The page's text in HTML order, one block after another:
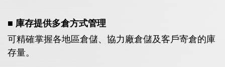
■ 庫存提供多倉方式管理
可精確掌握各地區倉儲、協力廠倉儲及客戶寄倉的庫
存量。